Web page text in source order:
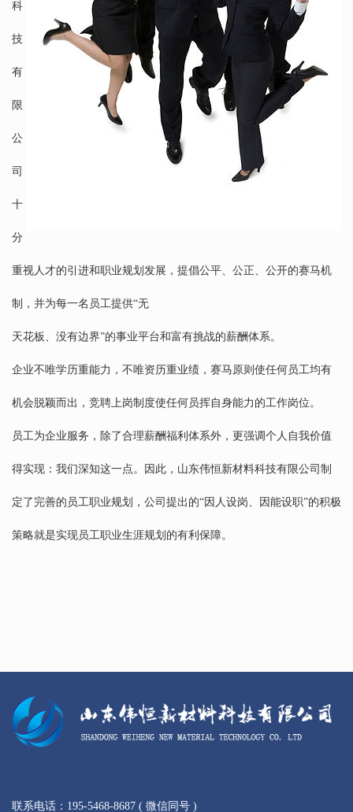
科
技
有
限
公
司
十
分
重视人才的引进和职业规划发展，提倡公平、公正、公开的赛马机
制，并为每一名员工提供“无
天花板、没有边界”的事业平台和富有挑战的薪酬体系。
企业不唯学历重能力，不唯资历重业绩，赛马原则使任何员工均有
机会脱颖而出，竞聘上岗制度使任何员挥自身能力的工作岗位。
员工为企业服务，除了合理薪酬福利体系外，更强调个人自我价值
得实现：我们深知这一点。因此，山东伟恒新材料科技有限公司制
定了完善的员工职业规划，公司提出的“因人设岗、因能设职”的积极
策略就是实现员工职业生涯规划的有利保障。
联系电话：195-5468-8687 ( 微信同号 )